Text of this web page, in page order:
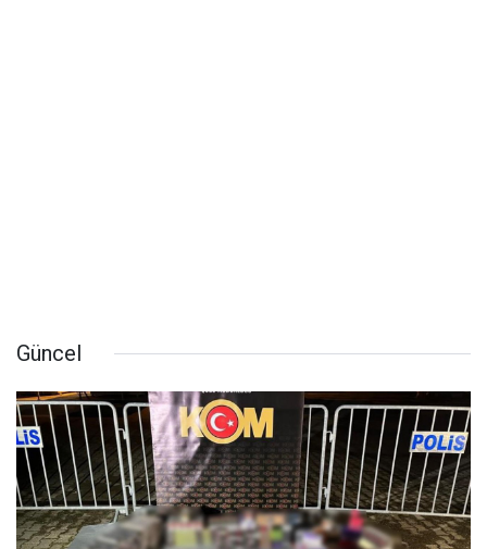
Güncel